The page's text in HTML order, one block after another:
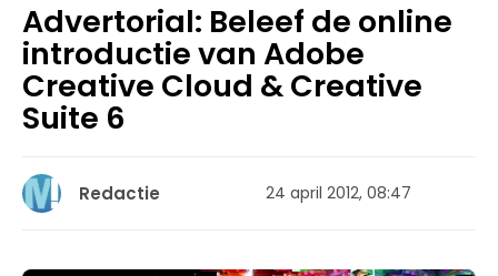
Advertorial: Beleef de online
introductie van Adobe
Creative Cloud & Creative
Suite 6
Redactie 24 april 2012, 08:47